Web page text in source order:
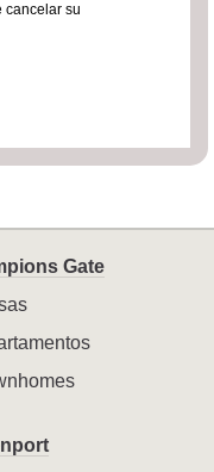
cancelar su
Gate